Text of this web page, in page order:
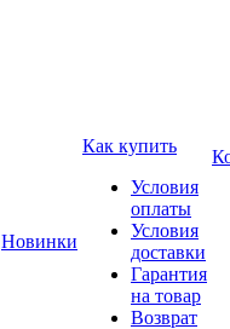
Новинки
Как купить
Условия
оплаты
Условия
доставки
Гарантия
на товар
Возврат